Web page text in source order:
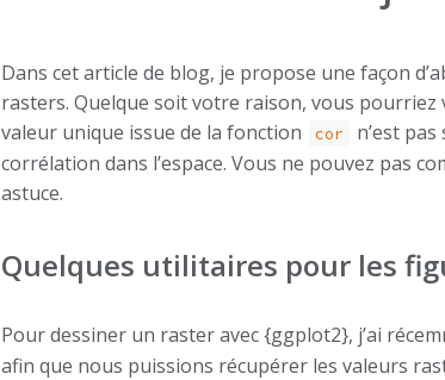
Dans cet article de blog, je propose une façon
rasters. Quelque soit votre raison, vous
valeur unique issue de la fonction
cor
n’est
corrélation dans l’espace. Vous ne pouvez pas
astuce.
Quelques utilitaires pour les
Pour dessiner un raster avec {ggplot2}, j’ai
afin que nous puissions récupérer les valeurs